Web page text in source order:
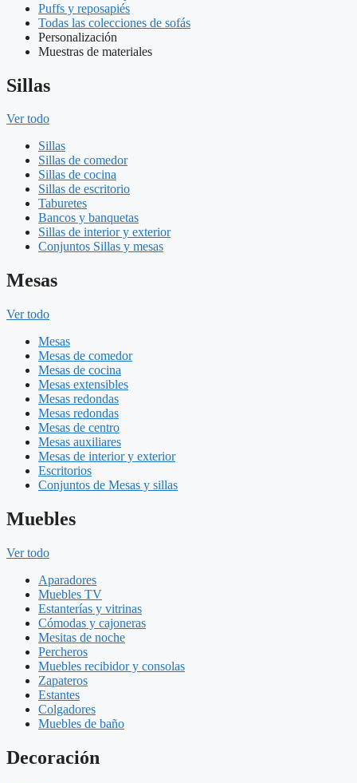
Puffs y reposapiés
Todas las colecciones de sofás
Personalización
Muestras de materiales
Sillas
Ver todo
Sillas
Sillas de comedor
Sillas de cocina
Sillas de escritorio
Taburetes
Bancos y banquetas
Sillas de interior y exterior
Conjuntos Sillas y mesas
Mesas
Ver todo
Mesas
Mesas de comedor
Mesas de cocina
Mesas extensibles
Mesas redondas
Mesas redondas
Mesas de centro
Mesas auxiliares
Mesas de interior y exterior
Escritorios
Conjuntos de Mesas y sillas
Muebles
Ver todo
Aparadores
Muebles TV
Estanterías y vitrinas
Cómodas y cajoneras
Mesitas de noche
Percheros
Muebles recibidor y consolas
Zapateros
Estantes
Colgadores
Muebles de baño
Decoración